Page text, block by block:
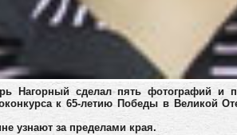
Нагорный сделал пять фотографий
к 65-летию Победы в Великой
узнают за пределами края.